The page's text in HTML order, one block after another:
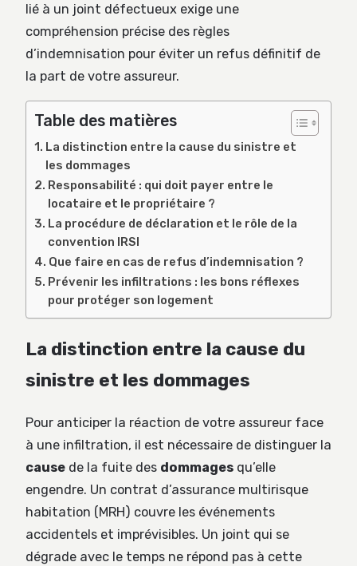
lié à un joint défectueux exige une
compréhension précise des règles
d’indemnisation pour éviter un refus définitif de
la part de votre assureur.
Table des matières
La distinction entre la cause du sinistre et
les dommages
Responsabilité : qui doit payer entre le
locataire et le propriétaire ?
La procédure de déclaration et le rôle de la
convention IRSI
Que faire en cas de refus d’indemnisation ?
Prévenir les infiltrations : les bons réflexes
pour protéger son logement
La distinction entre la cause du
sinistre et les dommages
Pour anticiper la réaction de votre assureur face
à une infiltration, il est nécessaire de distinguer la
cause de la fuite des dommages qu’elle
engendre. Un contrat d’assurance multirisque
habitation (MRH) couvre les événements
accidentels et imprévisibles. Un joint qui se
dégrade avec le temps ne répond pas à cette